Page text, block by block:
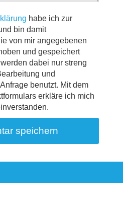
habe ich zur
bin damit
von mir angegebenen
und gespeichert
dabei nur streng
und
benutzt. Mit dem
erkläre ich mich